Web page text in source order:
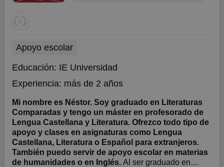
Apoyo escolar
Educación: IE Universidad
Experiencia: más de 2 años
Mi nombre es Néstor. Soy graduado en Literaturas
Comparadas y tengo un máster en profesorado de
Lengua Castellana y Literatura. Ofrezco todo tipo de
apoyo y clases en asignaturas como Lengua
Castellana, Literatura o Español para extranjeros.
También puedo servir de apoyo escolar en materias
de humanidades o en Inglés. Al ser graduado en